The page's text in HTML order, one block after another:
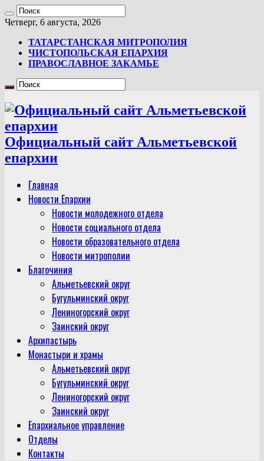
Четверг, 6 августа, 2026
ТАТАРСТАНСКАЯ МИТРОПОЛИЯ
ЧИСТОПОЛЬСКАЯ ЕПАРХИЯ
ПРАВОСЛАВНОЕ ЗАКАМЬЕ
Официальный сайт Альметьевской
епархии
Главная
Новости Епархии
Новости молодежного отдела
Новости социального отдела
Новости образовательного отдела
Новости митрополии
Благочиния
Альметьевский округ
Бугульминский округ
Лениногорский округ
Заинский округ
Архипастырь
Монастыри и храмы
Альметьевский округ
Бугульминский округ
Лениногорский округ
Заинский округ
Епархиальное управление
Отделы
Контакты